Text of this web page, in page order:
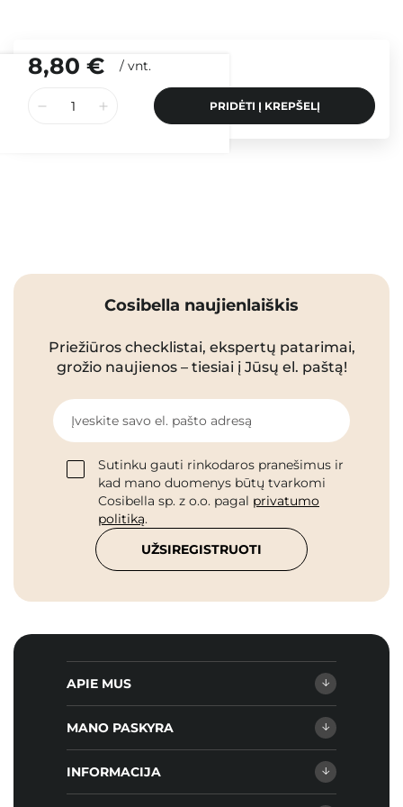
8,80 € / vnt.
PRIDĖTI Į KREPŠELĮ
Cosibella naujienlaiškis
Priežiūros checklistai, ekspertų patarimai,
grožio naujienos – tiesiai į Jūsų el. paštą!
Įveskite savo el. pašto adresą
Sutinku gauti rinkodaros pranešimus ir
kad mano duomenys būtų tvarkomi
Cosibella sp. z o.o. pagal privatumo
politiką.
UŽSIREGISTRUOTI
APIE MUS
MANO PASKYRA
INFORMACIJA